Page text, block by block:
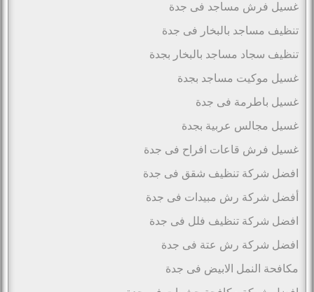
غسيل فرش مساجد فى جدة
تنظيف مساجد بالبخار فى جدة
تنظيف سجاد مساجد بالبخار بجدة
غسيل موكيت مساجد بجدة
غسيل باطرمة فى جدة
غسيل مجالس عربية بجدة
غسيل فرش قاعات افراح فى جدة
افضل شركة تنظيف شقق فى جدة
أفضل شركة رش مبيدات فى جدة
افضل شركة تنظيف فلل فى جدة
افضل شركة رش عتة فى جدة
مكافحة النمل الابيض فى جدة